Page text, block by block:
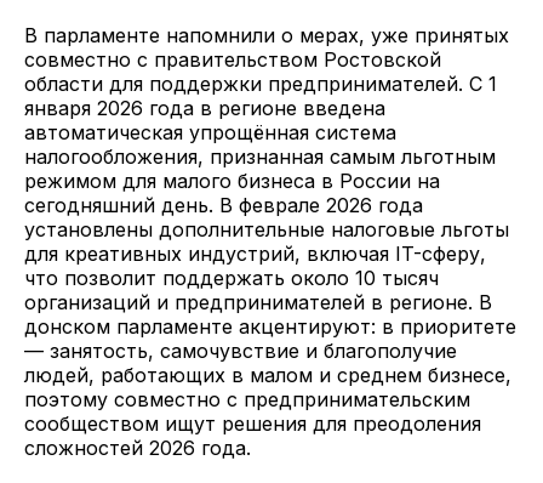
В парламенте напомнили о мерах, уже принятых
совместно с правительством Ростовской
области для поддержки предпринимателей. С 1
января 2026 года в регионе введена
автоматическая упрощённая система
налогообложения, признанная самым льготным
режимом для малого бизнеса в России на
сегодняшний день. В феврале 2026 года
установлены дополнительные налоговые льготы
для креативных индустрий, включая IT-сферу,
что позволит поддержать около 10 тысяч
организаций и предпринимателей в регионе. В
донском парламенте акцентируют: в приоритете
— занятость, самочувствие и благополучие
людей, работающих в малом и среднем бизнесе,
поэтому совместно с предпринимательским
сообществом ищут решения для преодоления
сложностей 2026 года.